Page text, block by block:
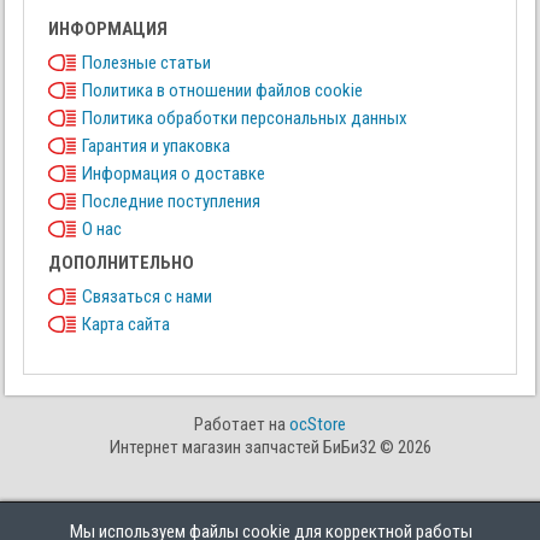
Мы используем файлы cookie для корректной работы
ИНФОРМАЦИЯ
Полезные статьи
Политика в отношении файлов cookie
Политика обработки персональных данных
Гарантия и упаковка
Информация о доставке
Последние поступления
О нас
ДОПОЛНИТЕЛЬНО
Связаться с нами
Карта сайта
Работает наocStore
Интернет магазин запчастей БиБи32 © 2026